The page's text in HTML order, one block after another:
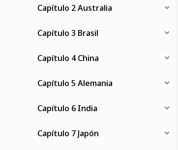
Capítulo 2 Australia
Capítulo 3 Brasil
Capítulo 4 China
Capítulo 5 Alemania
Capítulo 6 India
Capítulo 7 Japón